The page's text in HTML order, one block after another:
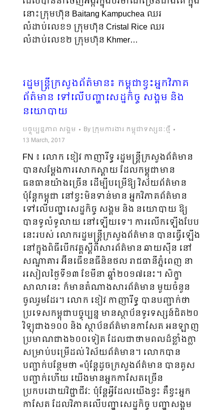
នោះក្រុមហ៊ុន Baitang Kampuchea ឈរ
លំដាប់លេខ១ ក្រុមហ៊ុន Cristal Rice ឈរ
លំដាប់លេខ២ ក្រុមហ៊ុន Khmer…
​រដ្ឋមន្រ្តីក្រសួងព័ត៌មាន៖ កម្ពុជាខ្វះអ្នកវិភាគ
ព័ត៌មាន ទៅលើបញ្ហាសេដ្ឋកិច្ច សង្គម​ និង
នយោបាយ
បច្ចុប្បន្នភាព សង្គម By ក្រុមការងារ កម្ពុជាទស្សនៈថ្មី
13 March, 2017
FN ៖ លោក ខៀវ កាញារីទ្ធ រដ្ឋមន្រ្តីក្រសួងព័ត៌មាន
បានសម្តែងការសោកស្តាយ ដែលកម្ពុជាមាន
ធនធានយ៉ាងច្រើន ដើម្បីបម្រើឱ្យ វិស័យព័ត៌មាន
ប៉ុន្តែកម្ពុជា នៅខ្វះមិនទាន់មាន អ្នកវិភាគព័ត៌មាន
ទៅលើបញ្ហាសេដ្ឋកិច្ច សង្គម​ និង នយោបាយ ឱ្យ
បានទូលំទូលាយ នៅឡើយទេ។ ការលើកឡើងបែប
នេះរបស់ លោករដ្ឋមន្រ្តីក្រសួងព័ត៌មាន បានធ្វើឡើង
នៅក្នុងពិធីបើកវគ្គស្តីពីសារព័ត៌មាន ឆាយស៊ីន នៅ
សណ្ឋាគារ អ៊ីនធើខនធីនិនថល រាជធានីភ្នំពេញ នា
រសៀលថ្ងៃទី១៣ ខែមីនា ឆ្នាំ២០១៧នេះ។ សិក្ខា
សាលានេះ ក៏មានតំណាងសារព័ត៌មាន មួយចំនួន
ចូលរួមដែរ។ លោក ខៀវ កាញារីទ្ធ បានបញ្ជាក់ថា
ប្រទេសកម្ពុជាបច្ចុប្បន្ន មានស្ថាប័នទូរទស្សន៍ជិត២០
វិទ្យុជាង១០០ និង ស្ថាប័នព័ត៌មានកាសែត អនឡាញ
ប្រមាណជាង៦០០ទៀត ដែលជាថាមពលដ៏ខ្លាំងក្លា
សម្រាប់បម្រើដល់ វិស័យព័ត៌មាន។ លោកបាន
បញ្ជាក់បន្ថែមថា «ប៉ុន្តែដូចក្រសួងព័ត៌មាន បានគូស
បញ្ជាក់ហើយ យើងមានអ្នកកាសែតច្រើន
ប្រកបដោយវិជ្ជាជីវៈ ប៉ុន្តែ​អ្វីដែលយើងខ្វះ គឺខ្វះអ្នក
កាសែត ដែលវិភាគលើបញ្ហាសេដ្ឋកិច្ច បញ្ហាសង្គម